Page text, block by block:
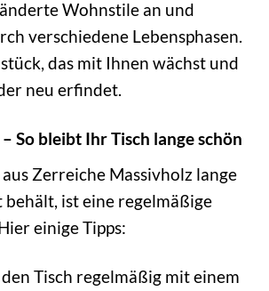
Wohnstile an und
verschiedene Lebensphasen.
das mit Ihnen wächst und
neu erfindet.
So bleibt Ihr Tisch lange schön
Zerreiche Massivholz lange
behält, ist eine regelmäßige
einige Tipps:
Tisch regelmäßig mit einem